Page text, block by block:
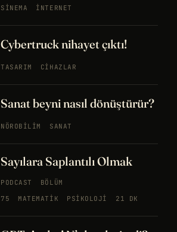
SINEMA İNTERNET
Cybertruck nihayet çıktı!
TASARIM CIHAZLAR
Sanat beyni nasıl dönüştürür?
NÖROBILIM SANAT
Sayılara Saplantılı Olmak
PODCAST
BÖLÜM
75
MATEMATIK PSIKOLOJI 21 DK